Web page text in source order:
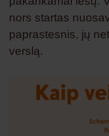
nors startas
paprastesnis, jų
verslą.